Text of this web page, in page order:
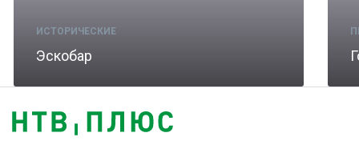
ИСТОРИЧЕСКИЕ
Эскобар